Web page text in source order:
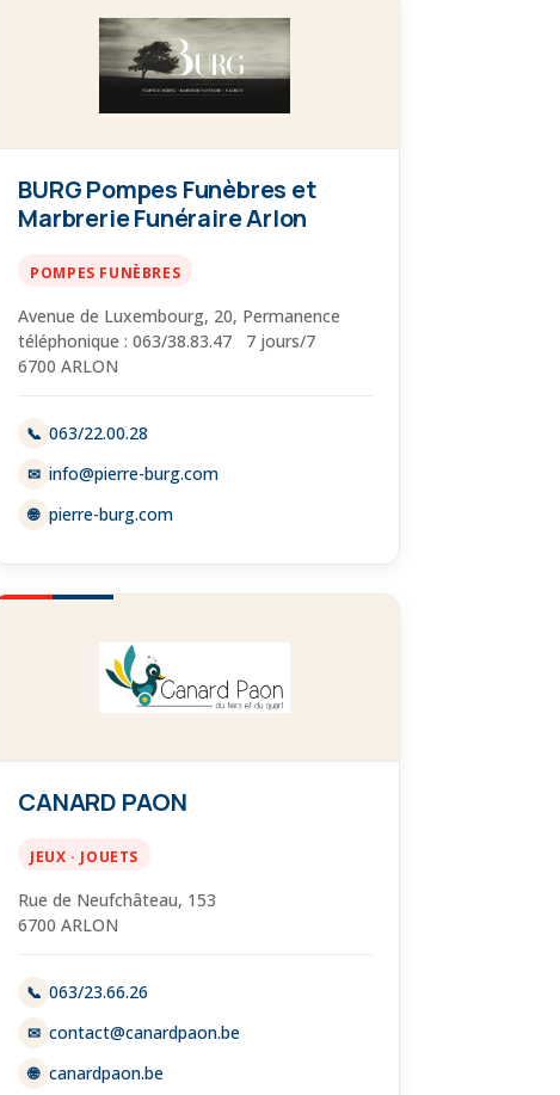
BURG Pompes Funèbres et
Marbrerie Funéraire Arlon
POMPES FUNÈBRES
Avenue de Luxembourg, 20, Permanence
téléphonique : 063/38.83.47 7 jours/7
6700 ARLON
📞 063/22.00.28
✉ info@pierre-burg.com
🌐 pierre-burg.com
CANARD PAON
JEUX · JOUETS
Rue de Neufchâteau, 153
6700 ARLON
📞 063/23.66.26
✉ contact@canardpaon.be
🌐 canardpaon.be